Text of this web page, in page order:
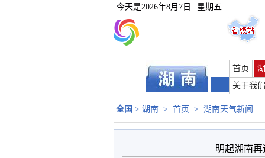
今天是2026年8月7日 星期五
首页
关于我们
长沙 |
全国 > 湖南 > 首页 > 湖南天气新闻
明起湖南